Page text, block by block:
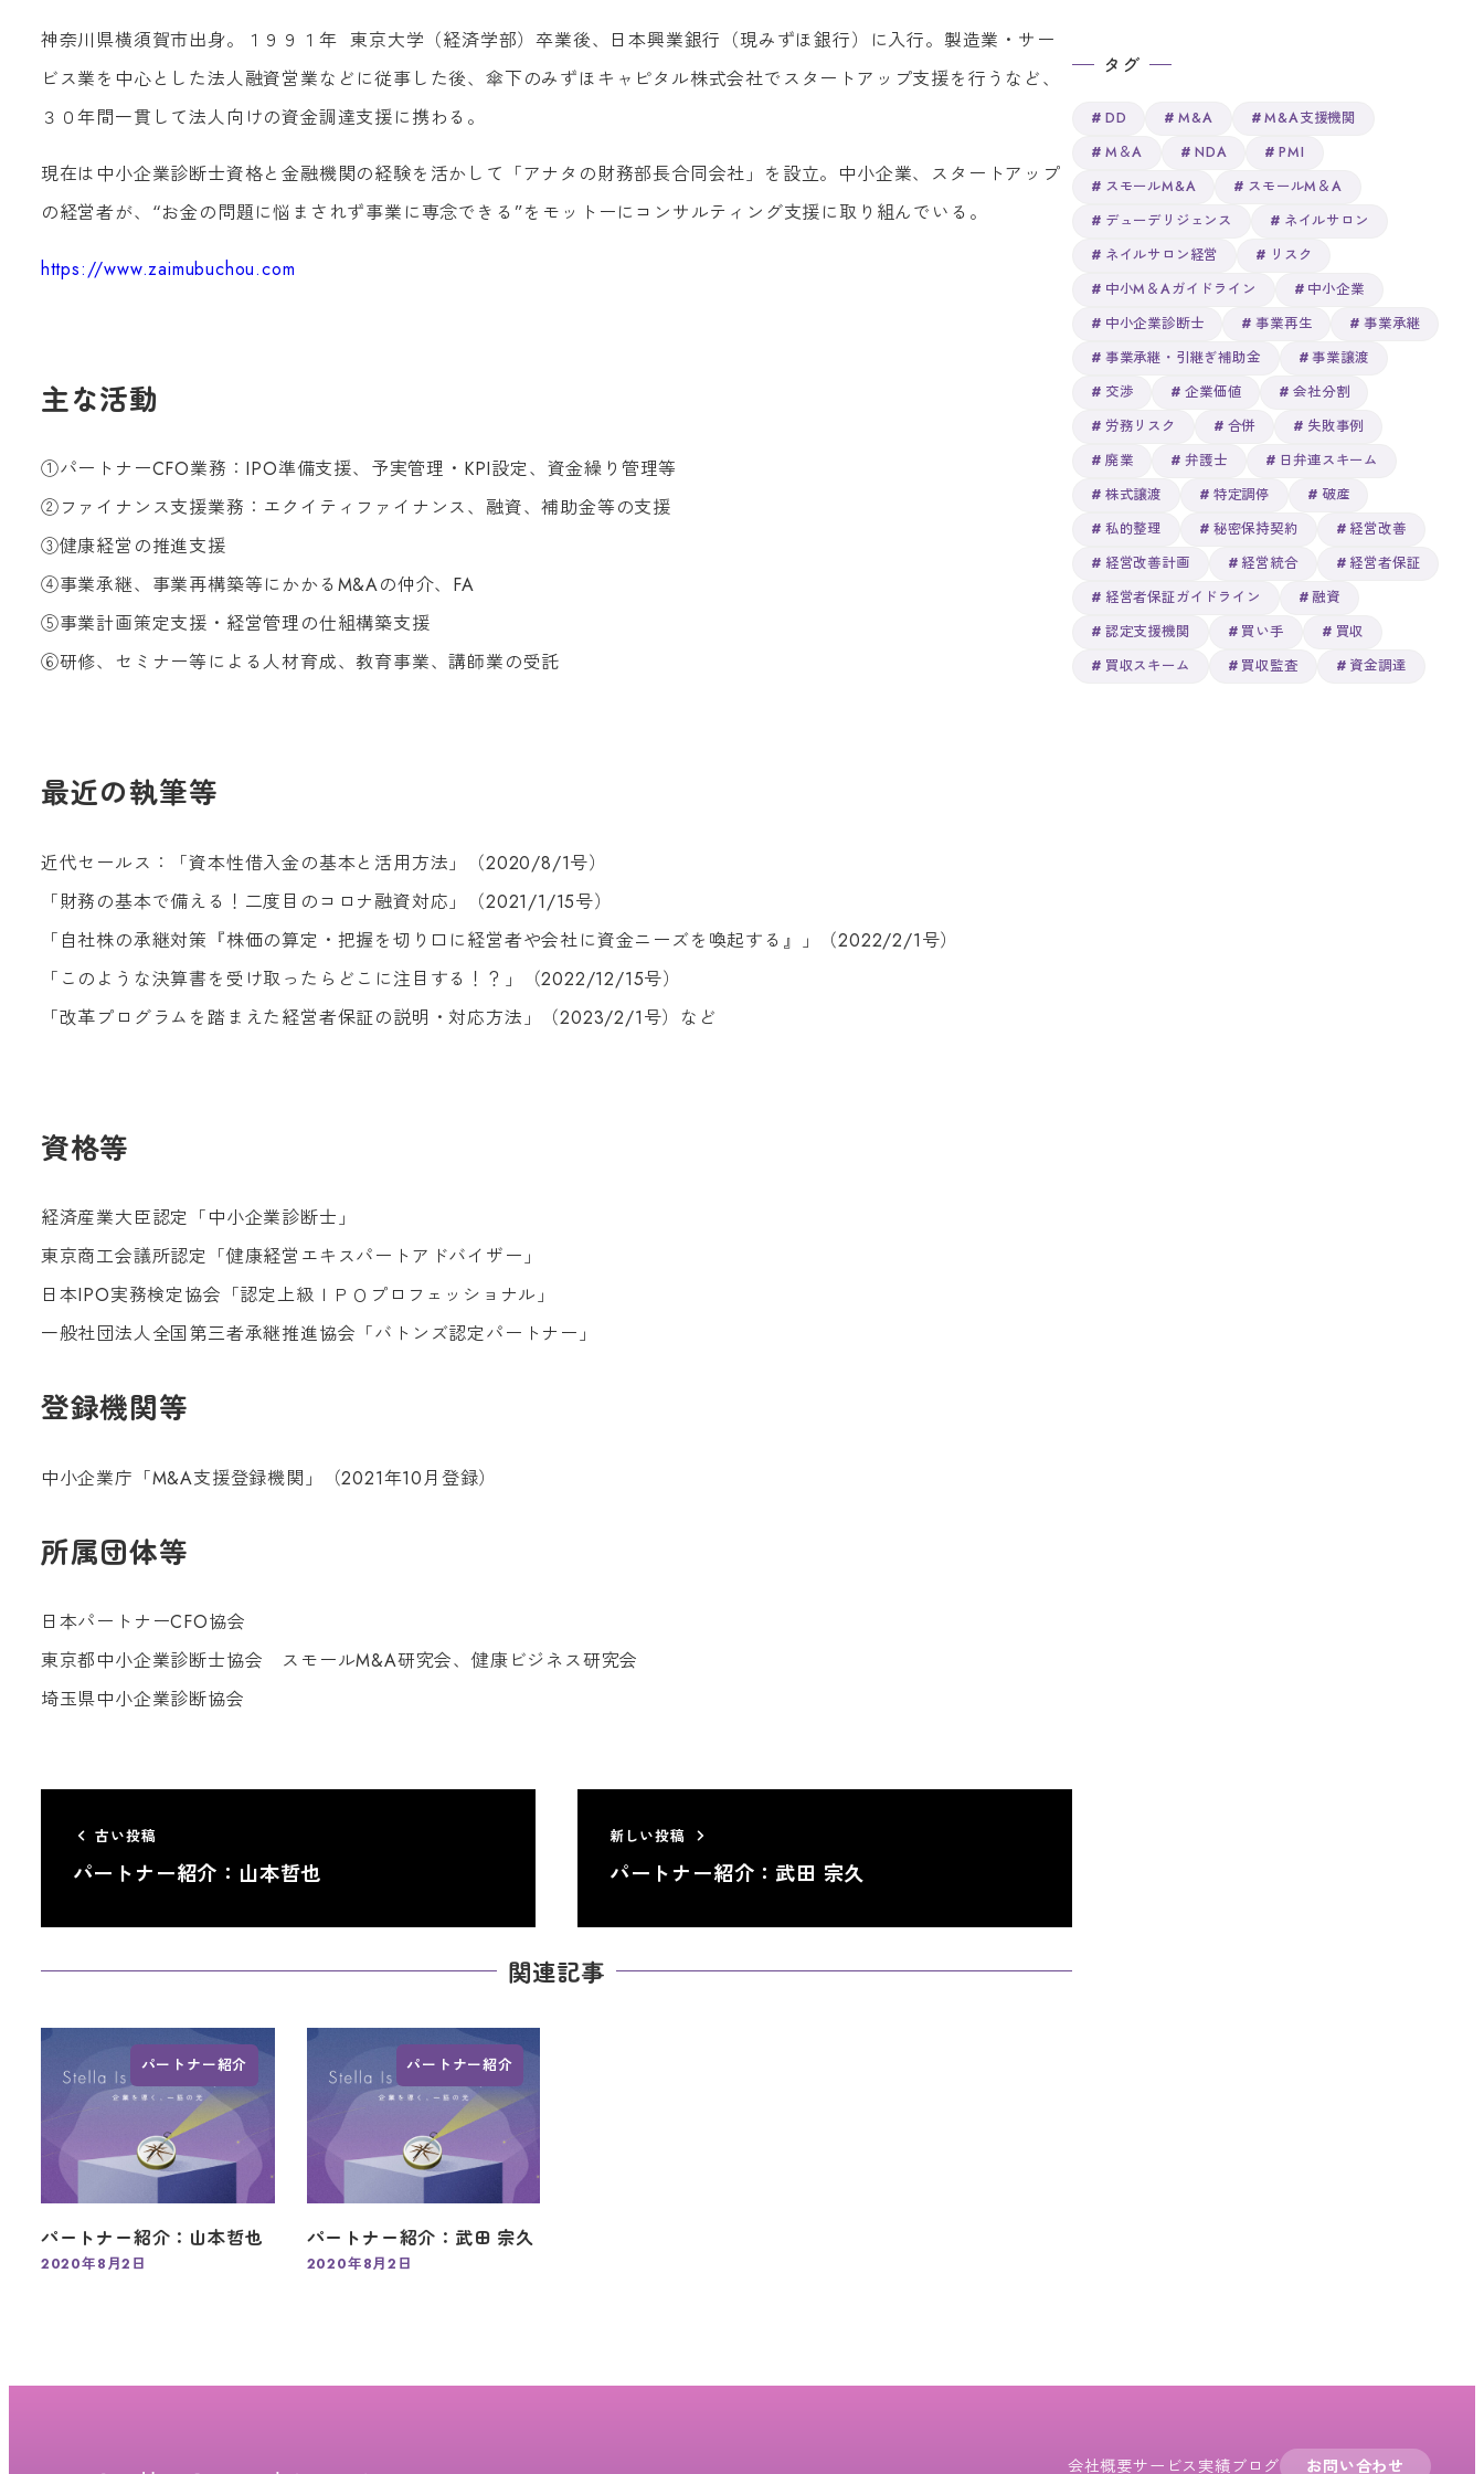
神奈川県横須賀市出身。１９９１年 東京大学（経済学部）卒業後、日本興業銀行（現みずほ銀行）に入行。製造業・サー
ビス業を中心とした法人融資営業などに従事した後、傘下のみずほキャピタル株式会社でスタートアップ支援を行うなど、
３０年間一貫して法人向けの資金調達支援に携わる 。
現在は 中小企業診断士資格と金融機関の経験を活かして「アナタの財務部長合同会社」を設立。 中小企業、スタートアップ
の経営者が、“お金の問題に悩まされず事業に専念できる”をモットーにコンサルティング支援に取り組んでい る 。
https://www.zaimubuchou.com
主な活動
①パートナーCFO業務： IPO準備支援、予実管理・ KPI設定、資金繰り管理等
②ファイナンス支援業務：エクイティファイナンス、融資、補助金等の支援
③健康経営の推進支援
④事業承継、事業再構築等にかかるM&Aの仲介、 FA
⑤事業計画策定支援・経営管理の仕組構築支援
⑥研修、セミナー等による人材育成、教育事業、講師業の受託
最近の執筆等
近代セールス ： 「資本性借入金の基本と活用方法」（2020/8/1号）
「財務の基本で備える！二度目のコロナ融資対応」（2021/1/15号）
「自社株の承継対策『株価の算定・把握を切り口に経営者や会社に資金ニーズを喚起する』」（2022/2/1号）
「このような決算書を受け取ったらどこに注目する！？」（2022/12/15号）
「改革プログラムを踏まえた経営者保証の説明・対応方法」（2023/2/1号） など
資格等
経済産業大臣認定「中小企業診断士」
東京商工会議所認定「健康経営エキスパートアドバイザー」
日本IPO実務検定協会「認定上級ＩＰＯプロフェッショナル」
一般社団法人全国第三者承継推進協会「バトンズ認定パートナー」
登録機関等
中小企業庁「M&A支援登録機関」（2021年10月登録）
所属団体等
日本パートナーCFO協会
東京都中小企業診断士協会 スモールM&A研究会、健康ビジネス研究会
埼玉県中小企業診断協会
古い投稿
パートナー紹介：山本哲也
新しい投稿
パートナー紹介：武田 宗久
関連記事
パートナー紹介
パートナー紹介：山本哲也
2020年8月2日
パートナー紹介
パートナー紹介：武田 宗久
2020年8月2日
タグ
DD M&A
M&A支援機関
M＆A
NDA
PMI
スモールM&A
スモールM＆A
デューデリジェンス
ネイルサロン
ネイルサロン経営
リスク
中小M＆Aガイドライン
中小企業
中小企業診断士
事業再生
事業承継
事業承継・引継ぎ補助金
事業譲渡
交渉
企業価値
会社分割
労務リスク
合併
失敗事例
廃業
弁護士
日弁連スキーム
株式譲渡
特定調停
破産
私的整理
秘密保持契約
経営改善
経営改善計画
経営統合
経営者保証
経営者保証ガイドライン
融資
認定支援機関
買い手
買収
買収スキーム
買収監査 資金調達
会社概要サービス 実績ブログ お問い合わせ